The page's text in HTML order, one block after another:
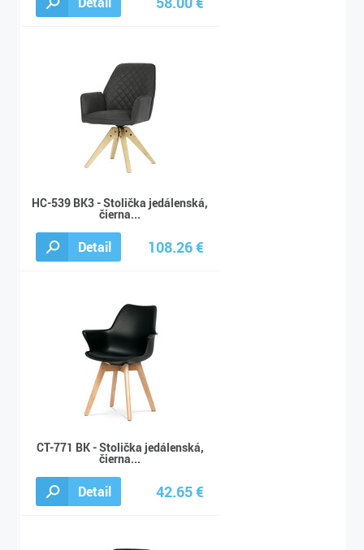
HC-539 BK3 - Stolička jedálenská,
čierna...
Detail 108.26 €
CT-771 BK - Stolička jedálenská,
čierna...
Detail 42.65 €